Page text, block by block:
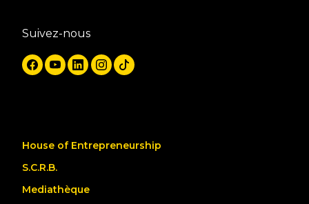
Suivez-nous
House of Entrepreneurship
S.C.R.B.
Mediathèque